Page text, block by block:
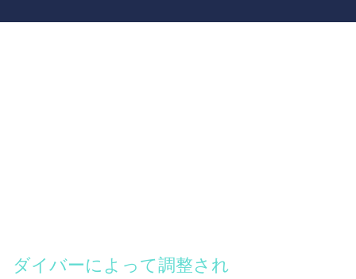
ダイバーによって調整され